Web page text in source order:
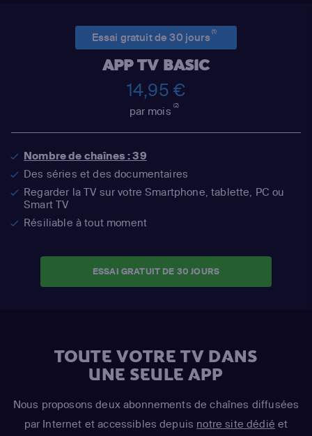
Essai gratuit de 30 jours(1)
APP TV BASIC
14,95 €
par mois(2)
Nombre de chaînes : 39
Des séries et des documentaires
Regarder la TV sur votre Smartphone, tablette, PC ou
Smart TV
Résiliable à tout moment
ESSAI GRATUIT DE 30 JOURS
TOUTE VOTRE TV DANS
UNE SEULE APP
Nous proposons deux abonnements de chaînes diffusées
par Internet et accessibles depuis notre site dédié et